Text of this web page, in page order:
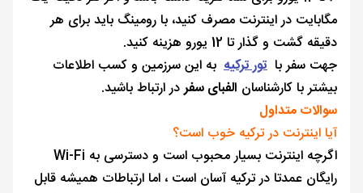
مگابایت در اینترنت مصرف کنید، با رومینگ باید برای هر
دقیقه گشت و گذار تا 12 یورو هزینه کنید.
جهت سفر با تور ترکیه به این سرزمین و کسب اطلاعات
بیشتر با کارشناسان الفبای سفردر ارتباط باشید.
سوالات متداول
آیا اینترنت در ترکیه خوب است؟
اگرچه اینترنت بسیار محبوب است و دسترسی به Wi-Fi
رایگان عمدتا در ترکیه آسان است ، اما ارتباطات همیشه قابل